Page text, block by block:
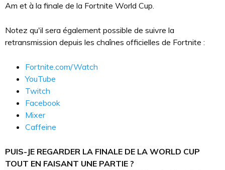
Am et à la finale de la Fortnite World Cup.
Notez qu'il sera également possible de suivre la
retransmission depuis les chaînes officielles de Fortnite :
Fortnite.com/Watch
YouTube
Twitch
Facebook
Mixer
Caffeine
PUIS-JE REGARDER LA FINALE DE LA WORLD CUP
TOUT EN FAISANT UNE PARTIE ?